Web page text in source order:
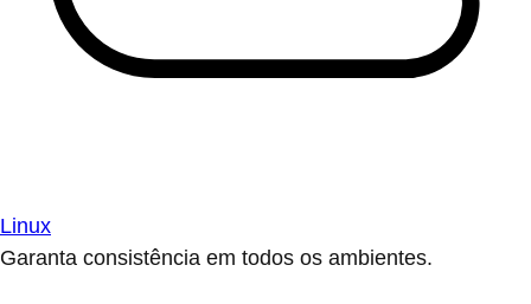
Linux
Garanta consistência em todos os ambientes.